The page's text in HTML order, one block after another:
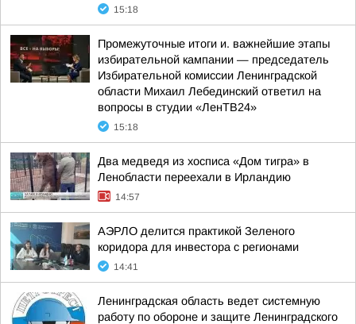
15:18
Промежуточные итоги и. важнейшие этапы
избирательной кампании — председатель
Избирательной комиссии Ленинградской
области Михаил Лебединский ответил на
вопросы в студии «ЛенТВ24»
15:18
Два медведя из хосписа «Дом тигра» в
Ленобласти переехали в Ирландию
14:57
АЭРЛО делится практикой Зеленого
коридора для инвестора с регионами
14:41
Ленинградская область ведет системную
работу по обороне и защите Ленинградского